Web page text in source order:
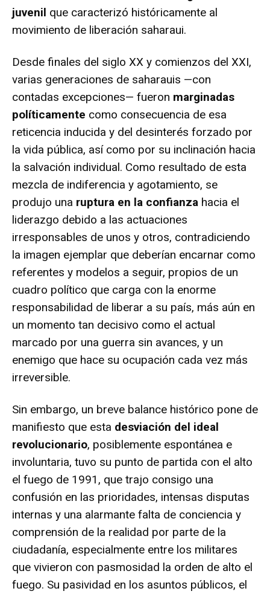
juvenil que caracterizó históricamente al
movimiento de liberación saharaui.
Desde finales del siglo XX y comienzos del XXI,
varias generaciones de saharauis —con
contadas excepciones— fueron marginadas
políticamente como consecuencia de esa
reticencia inducida y del desinterés forzado por
la vida pública, así como por su inclinación hacia
la salvación individual. Como resultado de esta
mezcla de indiferencia y agotamiento, se
produjo una ruptura en la confianza hacia el
liderazgo debido a las actuaciones
irresponsables de unos y otros, contradiciendo
la imagen ejemplar que deberían encarnar como
referentes y modelos a seguir, propios de un
cuadro político que carga con la enorme
responsabilidad de liberar a su país, más aún en
un momento tan decisivo como el actual
marcado por una guerra sin avances, y un
enemigo que hace su ocupación cada vez más
irreversible.
Sin embargo, un breve balance histórico pone de
manifiesto que esta desviación del ideal
revolucionario, posiblemente espontánea e
involuntaria, tuvo su punto de partida con el alto
el fuego de 1991, que trajo consigo una
confusión en las prioridades, intensas disputas
internas y una alarmante falta de conciencia y
comprensión de la realidad por parte de la
ciudadanía, especialmente entre los militares
que vivieron con pasmosidad la orden de alto el
fuego. Su pasividad en los asuntos públicos, el